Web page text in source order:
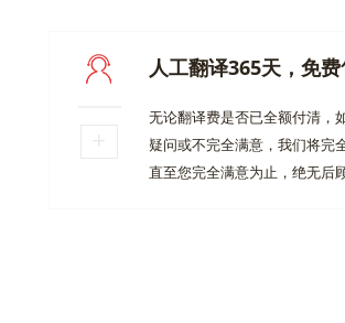
人工翻译365天，免
无论翻译费是否已全额付清，
疑问或不完全满意，我们将完
直至您完全满意为止，绝无后